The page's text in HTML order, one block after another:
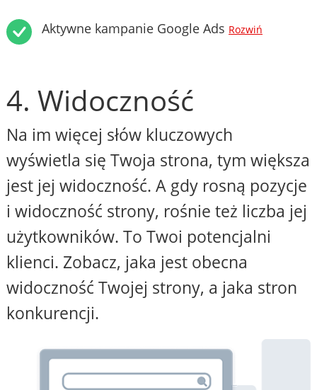
Aktywne kampanie Google Ads Rozwiń
4. Widoczność
Na im więcej słów kluczowych
wyświetla się Twoja strona, tym większa
jest jej widoczność. A gdy rosną pozycje
i widoczność strony, rośnie też liczba jej
użytkowników. To Twoi potencjalni
klienci. Zobacz, jaka jest obecna
widoczność Twojej strony, a jaka stron
konkurencji.